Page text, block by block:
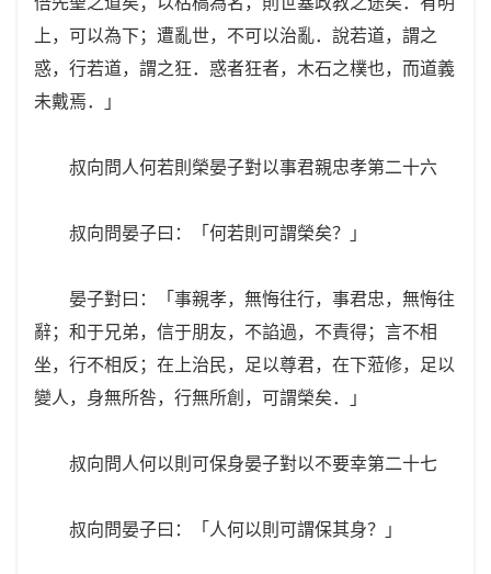
上，可以為下；遭亂世，不可以治亂．說若道，謂之
惑，行若道，謂之狂．惑者狂者，木石之樸也，而道義
未戴焉．」
叔向問人何若則榮晏子對以事君親忠孝第二十六
叔向問晏子曰：「何若則可謂榮矣？」
晏子對曰：「事親孝，無悔往行，事君忠，無悔往
辭；和于兄弟，信于朋友，不諂過，不責得；言不相
坐，行不相反；在上治民，足以尊君，在下蒞修，足以
變人，身無所咎，行無所創，可謂榮矣．」
叔向問人何以則可保身晏子對以不要幸第二十七
叔向問晏子曰：「人何以則可謂保其身？」